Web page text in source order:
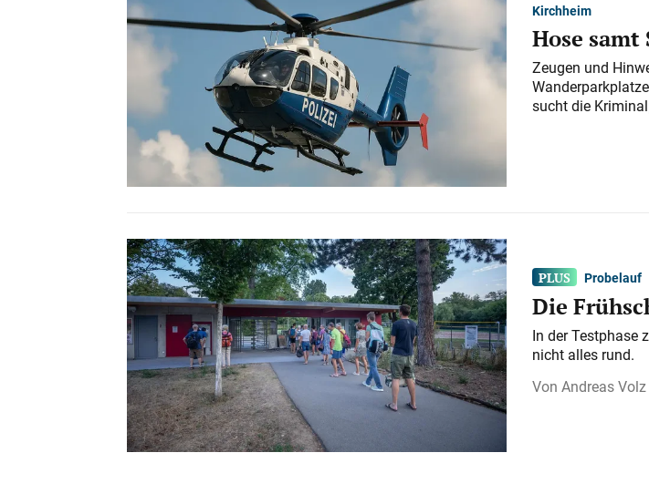
Kirchheim
Hose
Zeugen und
sucht die
Probelauf
Die
In der Testphase
nicht alles rund.
Andreas Volz